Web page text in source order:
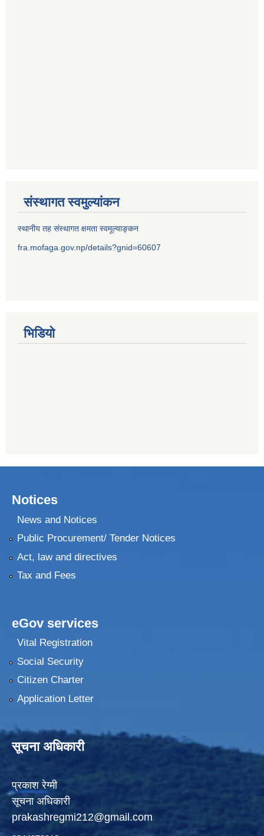
संस्थागत स्वमुल्यांकन
स्थानीय तह संस्थागत क्षमता स्वमूल्याङ्कन
fra.mofaga.gov.np/details?gnid=60607
भिडियो
Notices
News and Notices
Public Procurement/ Tender Notices
Act, law and directives
Tax and Fees
eGov services
Vital Registration
Social Security
Citizen Charter
Application Letter
सूचना अधिकारी
प्रकाश रेग्मी
सूचना अधिकारी
prakashregmi212@gmail.com